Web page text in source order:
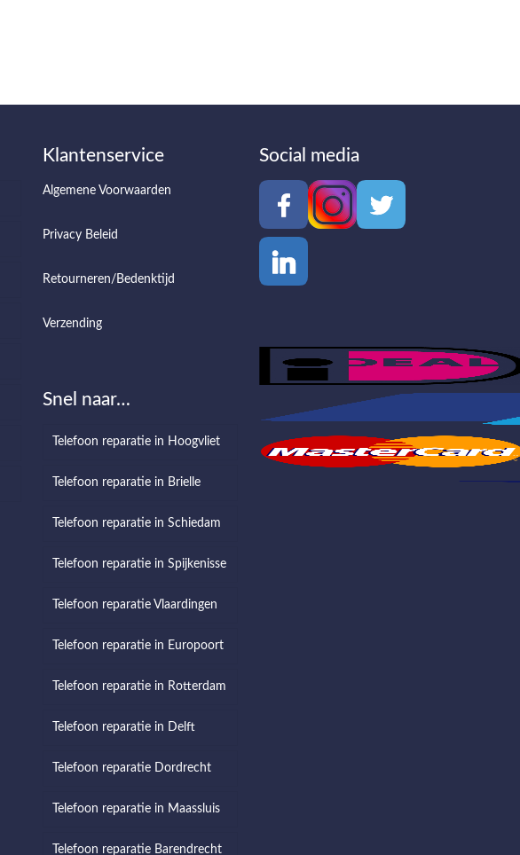
Klantenservice
Algemene Voorwaarden
Privacy Beleid
Retourneren/Bedenktijd
Verzending
Snel naar…
Telefoon reparatie in Hoogvliet
Telefoon reparatie in Brielle
Telefoon reparatie in Schiedam
Telefoon reparatie in Spijkenisse
Telefoon reparatie Vlaardingen
Telefoon reparatie in Europoort
Telefoon reparatie in Rotterdam
Telefoon reparatie in Delft
Telefoon reparatie Dordrecht
Telefoon reparatie in Maassluis
Telefoon reparatie Barendrecht
Social media